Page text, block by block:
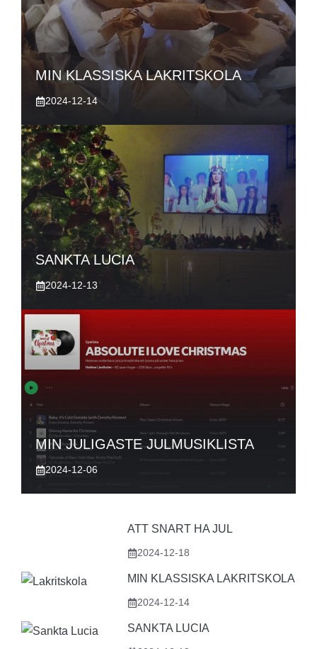
MIN KLASSISKA LAKRITSKOLA
2024-12-14
SANKTA LUCIA
2024-12-13
MIN JULIGASTE JULMUSIKLISTA
2024-12-06
ATT SNART HA JUL
2024-12-18
MIN KLASSISKA LAKRITSKOLA
2024-12-14
SANKTA LUCIA